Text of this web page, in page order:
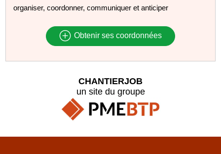
organiser, coordonner, communiquer et anticiper
Obtenir ses coordonnées
CHANTIERJOB
un site du groupe